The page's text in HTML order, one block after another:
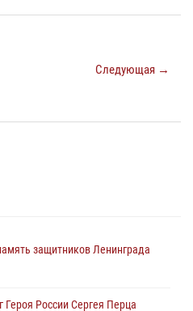
Следующая →
защитников Ленинграда
Героя России Сергея Перца